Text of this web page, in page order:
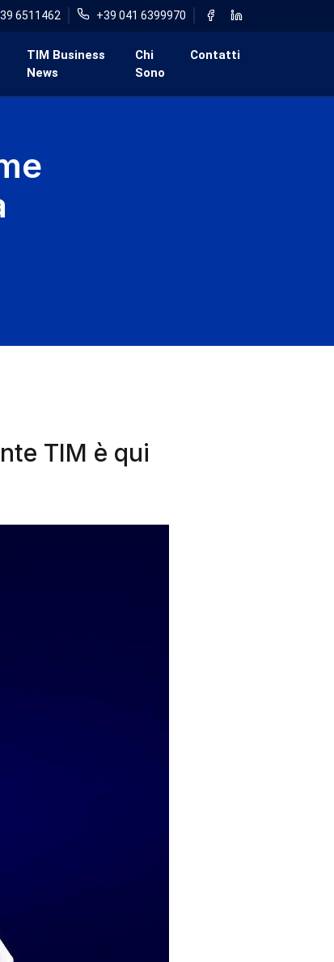
6511462 +39 041 6399970
TIM Business
News
Chi
Sono
Contatti
TIM è qui